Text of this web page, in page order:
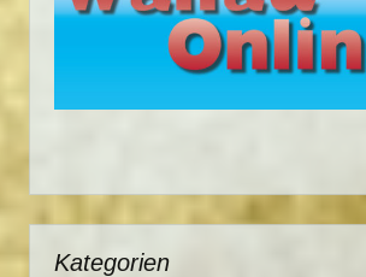
Kategorien